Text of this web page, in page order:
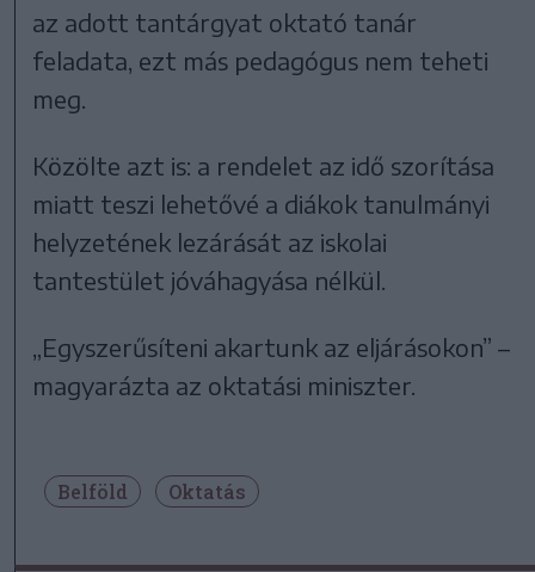
az adott tantárgyat oktató tanár
feladata, ezt más pedagógus nem teheti
meg.
Közölte azt is: a rendelet az idő szorítása
miatt teszi lehetővé a diákok tanulmányi
helyzetének lezárását az iskolai
tantestület jóváhagyása nélkül.
„Egyszerűsíteni akartunk az eljárásokon” –
magyarázta az oktatási miniszter.
Belföld Oktatás